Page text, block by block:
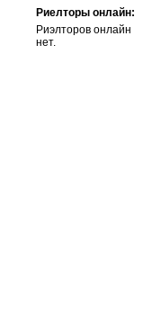
Риелторы онлайн:
Риэлторов онлайн
нет.